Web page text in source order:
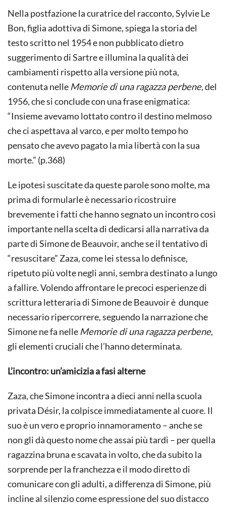
Nella postfazione la curatrice del racconto, Sylvie Le
Bon, figlia adottiva di Simone, spiega la storia del
testo scritto nel 1954 e non pubblicato dietro
suggerimento di Sartre e illumina la qualità dei
cambiamenti rispetto alla versione più nota,
contenuta nelle Memorie di una ragazza perbene, del
1956, che si conclude con una frase enigmatica:
“Insieme avevamo lottato contro il destino melmoso
che ci aspettava al varco, e per molto tempo ho
pensato che avevo pagato la mia libertà con la sua
morte.” (p.368)
Le ipotesi suscitate da queste parole sono molte, ma
prima di formularle è necessario ricostruire
brevemente i fatti che hanno segnato un incontro così
importante nella scelta di dedicarsi alla narrativa da
parte di Simone de Beauvoir, anche se il tentativo di
“resuscitare” Zaza, come lei stessa lo definisce,
ripetuto più volte negli anni, sembra destinato a lungo
a fallire. Volendo affrontare le precoci esperienze di
scrittura letteraria di Simone de Beauvoir è dunque
necessario ripercorrere, seguendo la narrazione che
Simone ne fa nelle Memorie di una ragazza perbene,
gli elementi cruciali che l’hanno determinata.
L’incontro: un’amicizia a fasi alterne
Zaza, che Simone incontra a dieci anni nella scuola
privata Désir, la colpisce immediatamente al cuore. Il
suo è un vero e proprio innamoramento – anche se
non gli dà questo nome che assai più tardi – per quella
ragazzina bruna e scavata in volto, che da subito la
sorprende per la franchezza e il modo diretto di
comunicare con gli adulti, a differenza di Simone, più
incline al silenzio come espressione del suo distacco